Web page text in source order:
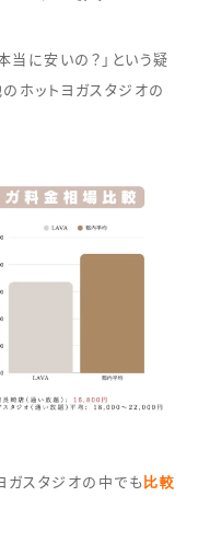
当に安いの？」という疑
ホットヨガスタジオの
ガスタジオの中でも比較